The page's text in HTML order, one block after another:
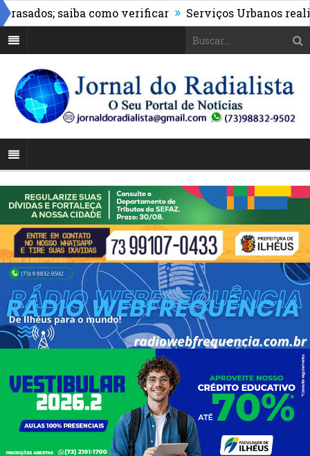
saiba como verificar » Serviços Urbanos realiza